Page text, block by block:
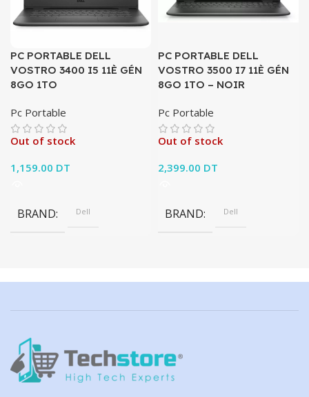
PC PORTABLE DELL
VOSTRO 3400 I5 11È GÉN
8GO 1TO
Pc Portable
Out of stock
1,159.00 DT
BRAND Dell
PC PORTABLE DELL
VOSTRO 3500 I7 11È GÉN
8GO 1TO – NOIR
Pc Portable
Out of stock
2,399.00 DT
BRAND Dell